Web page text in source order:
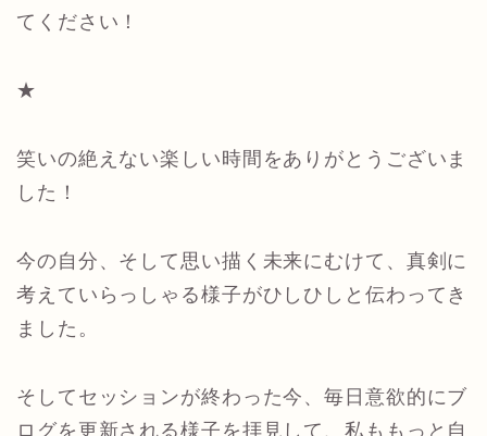
てください！
★
笑いの絶えない楽しい時間をありがとうございま
した！
今の自分、そして思い描く未来にむけて、真剣に
考えていらっしゃる様子がひしひしと伝わってき
ました。
そしてセッションが終わった今、毎日意欲的にブ
ログを更新される様子を拝見して、私ももっと自